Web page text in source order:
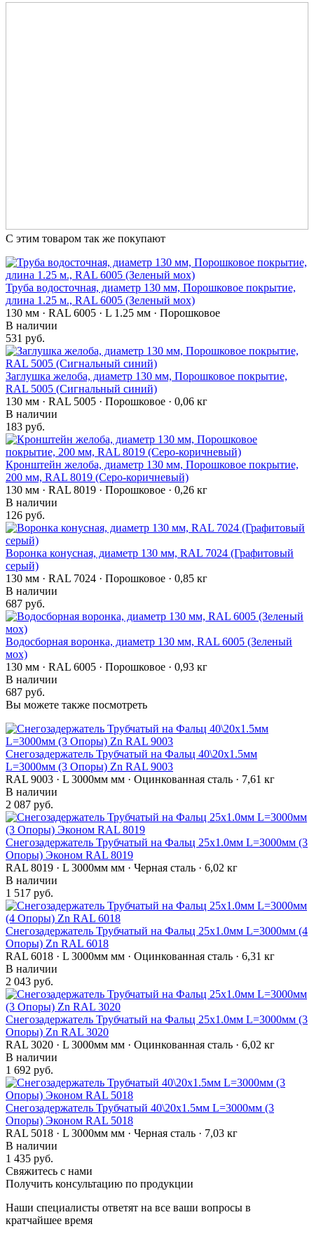
С этим товаром так же покупают
Труба водосточная, диаметр 130 мм, Порошковое покрытие,
длина 1.25 м., RAL 6005 (Зеленый мох)
130 мм · RAL 6005 · L 1.25 мм · Порошковое
В наличии
531 руб.
Заглушка желоба, диаметр 130 мм, Порошковое покрытие,
RAL 5005 (Сигнальный синий)
130 мм · RAL 5005 · Порошковое · 0,06 кг
В наличии
183 руб.
Кронштейн желоба, диаметр 130 мм, Порошковое покрытие,
200 мм, RAL 8019 (Серо-коричневый)
130 мм · RAL 8019 · Порошковое · 0,26 кг
В наличии
126 руб.
Воронка конусная, диаметр 130 мм, RAL 7024 (Графитовый
серый)
130 мм · RAL 7024 · Порошковое · 0,85 кг
В наличии
687 руб.
Водосборная воронка, диаметр 130 мм, RAL 6005 (Зеленый
мох)
130 мм · RAL 6005 · Порошковое · 0,93 кг
В наличии
687 руб.
Вы можете также посмотреть
Снегозадержатель Трубчатый на Фальц 40\20х1.5мм
L=3000мм (3 Опоры) Zn RAL 9003
RAL 9003 · L 3000мм мм · Оцинкованная сталь · 7,61 кг
В наличии
2 087 руб.
Снегозадержатель Трубчатый на Фальц 25х1.0мм L=3000мм (3
Опоры) Эконом RAL 8019
RAL 8019 · L 3000мм мм · Черная сталь · 6,02 кг
В наличии
1 517 руб.
Снегозадержатель Трубчатый на Фальц 25х1.0мм L=3000мм (4
Опоры) Zn RAL 6018
RAL 6018 · L 3000мм мм · Оцинкованная сталь · 6,31 кг
В наличии
2 043 руб.
Снегозадержатель Трубчатый на Фальц 25х1.0мм L=3000мм (3
Опоры) Zn RAL 3020
RAL 3020 · L 3000мм мм · Оцинкованная сталь · 6,02 кг
В наличии
1 692 руб.
Снегозадержатель Трубчатый 40\20х1.5мм L=3000мм (3
Опоры) Эконом RAL 5018
RAL 5018 · L 3000мм мм · Черная сталь · 7,03 кг
В наличии
1 435 руб.
Свяжитесь с нами
Получить консультацию по продукции
Наши специалисты ответят на все ваши вопросы в
кратчайшее время